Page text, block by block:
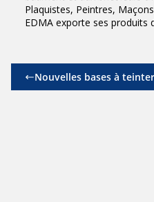
Plaquistes, Peintres,
EDMA exporte ses produits
Nouvelles bases à teinter